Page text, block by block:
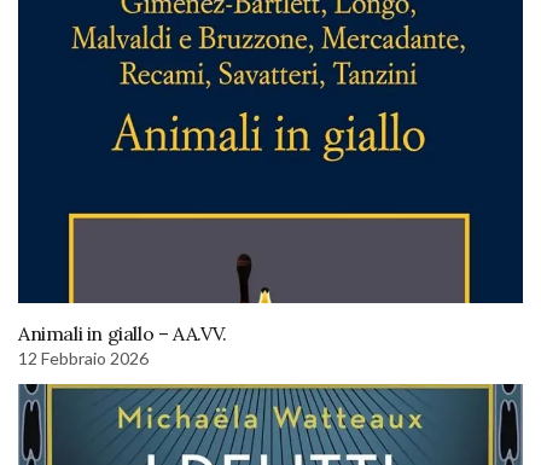
Animali in giallo – AA.VV.
12 Febbraio 2026